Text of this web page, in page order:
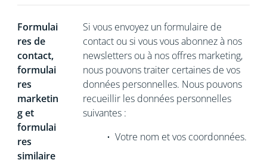
Formulai
res de
contact,
formulai
res
marketin
g et
formulai
res
similaire
Si vous envoyez un formulaire de
contact ou si vous vous abonnez à nos
newsletters ou à nos offres marketing,
nous pouvons traiter certaines de vos
données personnelles. Nous pouvons
recueillir les données personnelles
suivantes :
• Votre nom et vos coordonnées.